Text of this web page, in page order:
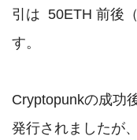
引は  50ETH 前後
す。
Cryptopunkの成功
発行されましたが